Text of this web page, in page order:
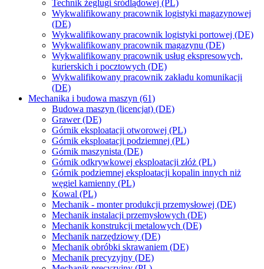
Technik żeglugi śródlądowej (PL)
Wykwalifikowany pracownik logistyki magazynowej
(DE)
Wykwalifikowany pracownik logistyki portowej (DE)
Wykwalifikowany pracownik magazynu (DE)
Wykwalifikowany pracownik usług ekspresowych,
kurierskich i pocztowych (DE)
Wykwalifikowany pracownik zakładu komunikacji
(DE)
Mechanika i budowa maszyn (61)
Budowa maszyn (licencjat) (DE)
Grawer (DE)
Górnik eksploatacji otworowej (PL)
Górnik eksploatacji podziemnej (PL)
Górnik maszynista (DE)
Górnik odkrywkowej eksploatacji złóż (PL)
Górnik podziemnej eksploatacji kopalin innych niż
węgiel kamienny (PL)
Kowal (PL)
Mechanik - monter produkcji przemysłowej (DE)
Mechanik instalacji przemysłowych (DE)
Mechanik konstrukcji metalowych (DE)
Mechanik narzędziowy (DE)
Mechanik obróbki skrawaniem (DE)
Mechanik precyzyjny (DE)